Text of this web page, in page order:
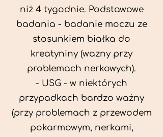
niż 4 tygodnie. Podstawowe
badania - badanie moczu ze
stosunkiem białka do
kreatyniny (wazny przy
problemach nerkowych).
- USG - w niektórych
przypadkach bardzo ważny
(przy problemach z przewodem
pokarmowym, nerkami,